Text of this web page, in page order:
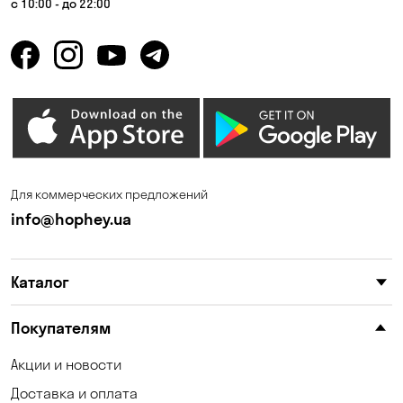
Горишние Плавни
Елизаветовка Зазимье
Калиновка
Киев
Княжичи
Котовка
с 10:00 - до 22:00
Для коммерческих предложений
info@hophey.ua
Каталог
Покупателям
Акции и новости
Доставка и оплата